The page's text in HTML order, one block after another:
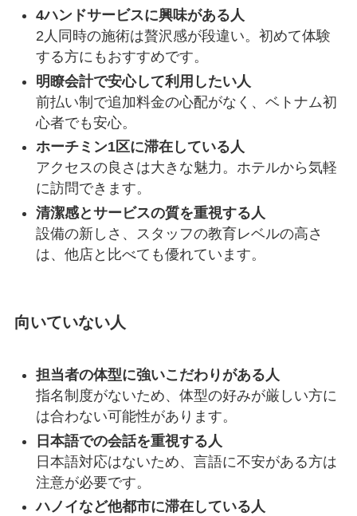
4ハンドサービスに興味がある人
2人同時の施術は贅沢感が段違い。初めて体験
する方にもおすすめです。
明瞭会計で安心して利用したい人
前払い制で追加料金の心配がなく、ベトナム初
心者でも安心。
ホーチミン1区に滞在している人
アクセスの良さは大きな魅力。ホテルから気軽
に訪問できます。
清潔感とサービスの質を重視する人
設備の新しさ、スタッフの教育レベルの高さ
は、他店と比べても優れています。
向いていない人
担当者の体型に強いこだわりがある人
指名制度がないため、体型の好みが厳しい方に
は合わない可能性があります。
日本語での会話を重視する人
日本語対応はないため、言語に不安がある方は
注意が必要です。
ハノイなど他都市に滞在している人